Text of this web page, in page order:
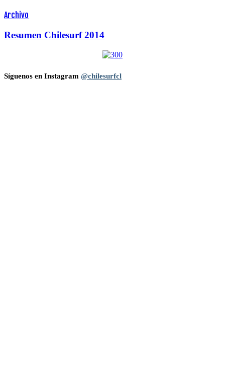
Archivo
Resumen Chilesurf 2014
Síguenos en Instagram @chilesurfcl